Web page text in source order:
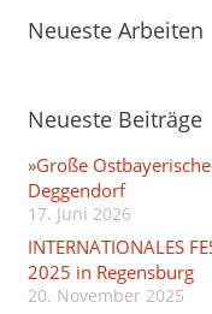
Neueste Arbeiten
Neueste Beiträge
»Große
Deggendorf
17. Juni 2026
INTERNATIONALES
2025 in Regensburg
20. November 2025